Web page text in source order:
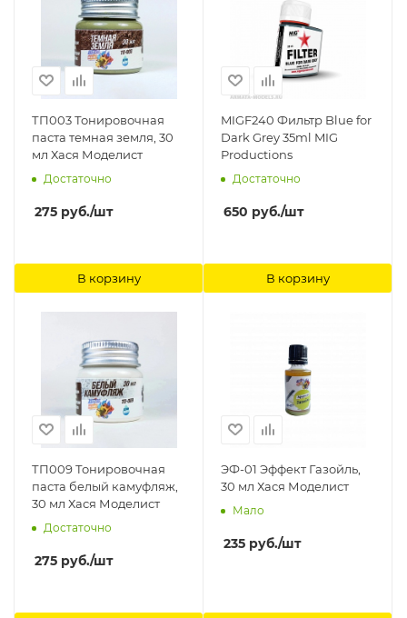
ТП003 Тонировочная
паста темная земля, 30
мл Хася Моделист
Достаточно
275 руб./шт
В корзину
MIGF240 Фильтр Blue for
Dark Grey 35ml MIG
Productions
Достаточно
650 руб./шт
В корзину
ТП009 Тонировочная
паста белый камуфляж,
30 мл Хася Моделист
Достаточно
275 руб./шт
ЭФ-01 Эффект Газойль,
30 мл Хася Моделист
Мало
235 руб./шт